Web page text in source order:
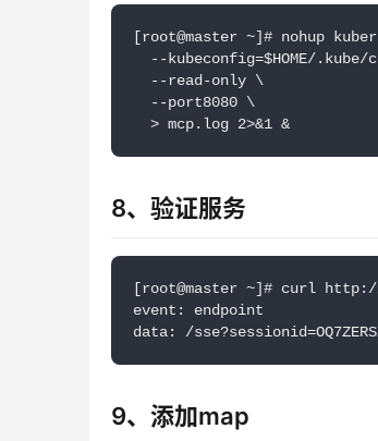
[root@master ~]# nohup
--kubeconfig=$HOME/
--read-only \
--port8080 \
> mcp.log 2>&1 &
8、验证服务
[root@master ~]# curl
event: endpoint
data: /
9、添加map